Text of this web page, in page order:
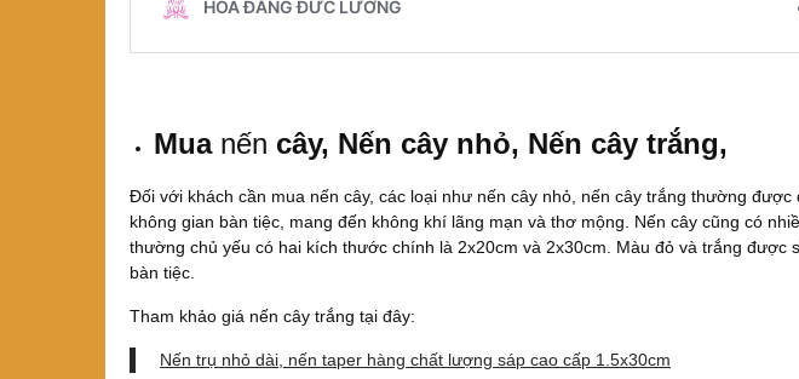
Muanến cây, Nến cây nhỏ, Nến cây trắng,
Đối với khách cần mua nến cây, các loại như nến cây nhỏ, nến cây trắng thường được
không gian bàn tiệc, mang đến không khí lãng mạn và thơ mộng. Nến cây cũng có
thường chủ yếu có hai kích thước chính là 2x20cm và 2x30cm. Màu đỏ và trắng được
bàn tiệc.
Tham khảo giá nến cây trắng tại đây:
Nến trụ nhỏ dài, nến taper hàng chất lượng sáp cao cấp 1.5x30cm